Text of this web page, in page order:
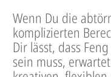
Wenn Du die
komplizierten
Dir lässt, dass
sein muss,